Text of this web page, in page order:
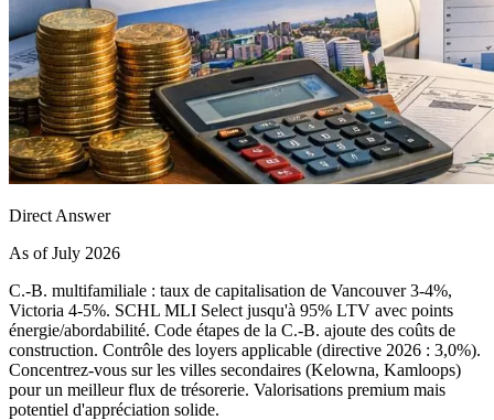
Direct Answer
As of July 2026
C.-B. multifamiliale : taux de capitalisation de Vancouver 3-4%,
Victoria 4-5%. SCHL MLI Select jusqu'à 95% LTV avec points
énergie/abordabilité. Code étapes de la C.-B. ajoute des coûts de
construction. Contrôle des loyers applicable (directive 2026 : 3,0%).
Concentrez-vous sur les villes secondaires (Kelowna, Kamloops)
pour un meilleur flux de trésorerie. Valorisations premium mais
potentiel d'appréciation solide.